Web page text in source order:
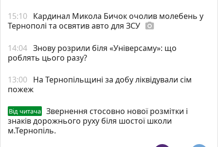
15:10 Кардинал Микола Бичок очолив молебень у
Тернополі та освятив авто для ЗСУ photo_camera
14:04 Знову розрили біля «Універсаму»: що
роблять цього разу?
13:00 На Тернопільщині за добу ліквідували сім
пожеж
Від читача
Звернення стосовно нової розмітки і
знаків дорожнього руху біля шостої школи
м.Тернопіль.